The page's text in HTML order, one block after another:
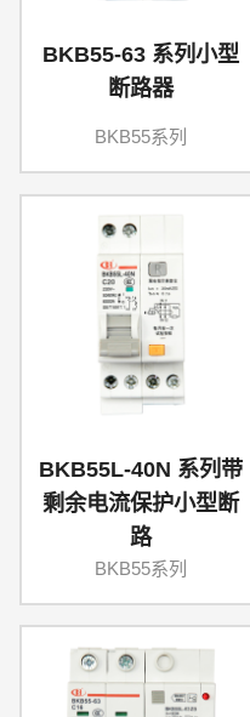
BKB55-63 系列小型
断路器
BKB55系列
BKB55L-40N 系列带
剩余电流保护小型断
路
BKB55系列